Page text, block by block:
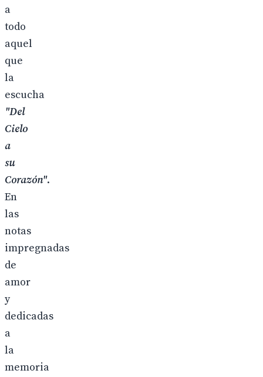
a
todo
aquel
que
la
escucha
"Del
Cielo
a
su
Corazón".
En
las
notas
impregnadas
de
amor
y
dedicadas
a
la
memoria